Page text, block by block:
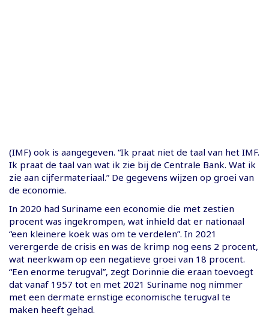
(IMF) ook is aangegeven. “Ik praat niet de taal van het IMF.
Ik praat de taal van wat ik zie bij de Centrale Bank. Wat ik
zie aan cijfermateriaal.” De gegevens wijzen op groei van
de economie.
In 2020 had Suriname een economie die met zestien
procent was ingekrompen, wat inhield dat er nationaal
“een kleinere koek was om te verdelen”. In 2021
verergerde de crisis en was de krimp nog eens 2 procent,
wat neerkwam op een negatieve groei van 18 procent.
“Een enorme terugval”, zegt Dorinnie die eraan toevoegt
dat vanaf 1957 tot en met 2021 Suriname nog nimmer
met een dermate ernstige economische terugval te
maken heeft gehad.